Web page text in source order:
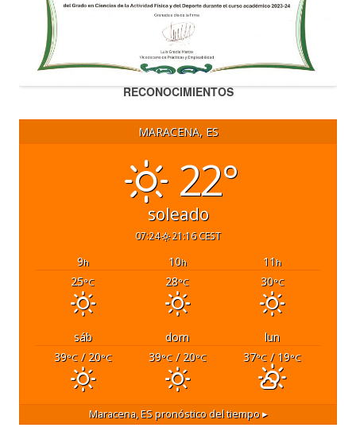
RECONOCIMIENTOS
MARACENA, ES
22°
soleado
07:24 21:16 CEST
9h 10h 11 h
25°C 28°C 30°C
sáb dom
lun
39°C/ 20°C 39°C/ 20°C 37°C / 19°C
Maracena, ESpronóstico del tiempo ▸